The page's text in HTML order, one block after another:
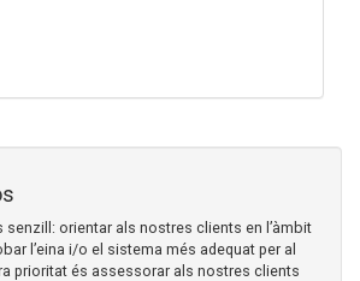
orientar als nostres clients en l’àmbit
l’eina i/o el sistema més adequat per al
prioritat és assessorar als nostres clients